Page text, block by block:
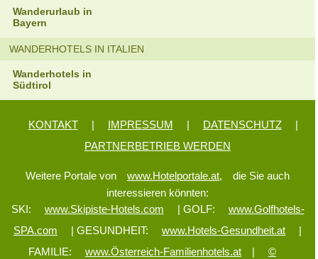
Wanderurlaub in
Bayern
WANDERHOTELS IN ITALIEN
Wanderhotels in
Südtirol
KONTAKT | IMPRESSUM | DATENSCHUTZ
|
PARTNERBETRIEB WERDEN
Weitere Portale von www.Hotelportale.at,
die Sie auch
interessieren könnten:
SKI:
www.Skipiste-Hotels.com | GOLF:
www.Golfhotels-
SPA.com
| GESUNDHEIT: www.Hotels-Gesundheit.at
|
FAMILIE:
www.Österreich-Familienhotels.at | ©